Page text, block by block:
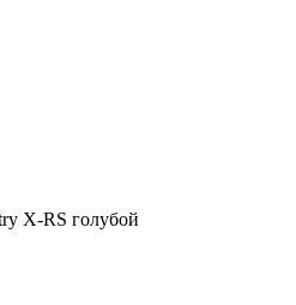
X-RS голубой